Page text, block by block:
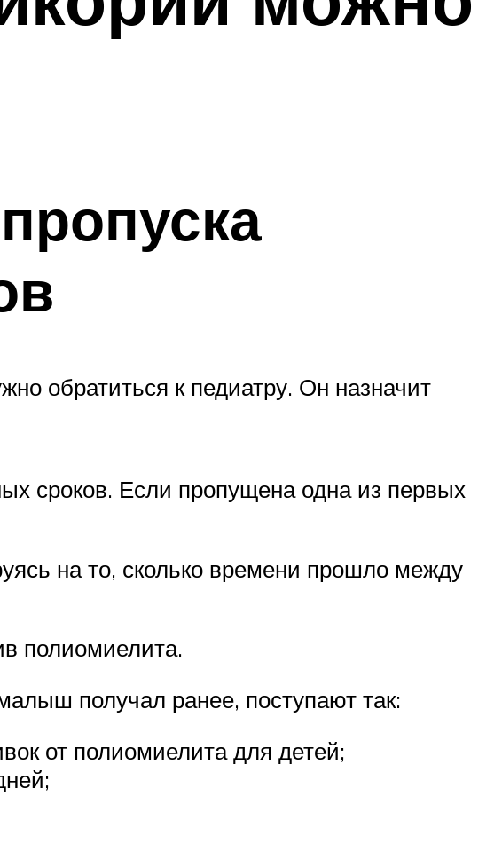
обратиться к педиатру. Он назначит
сроков. Если пропущена одна из первых
на то, сколько времени прошло между
полиомиелита.
получал ранее, поступают так:
от полиомиелита для детей;